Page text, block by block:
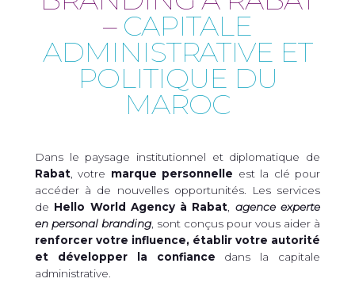
– CAPITALE
ADMINISTRATIVE ET
POLITIQUE DU
MAROC
Dans le paysage institutionnel et diplomatique de
Rabat , votre marque personnelle est la clé pour
accéder à de nouvelles opportunités. Les services
de Hello World Agency à Rabat
agence experte
en personal branding , sont conçus pour vous aider à
renforcer votre influence, établir votre autorité
et développer la confiance dans la capitale
administrative.